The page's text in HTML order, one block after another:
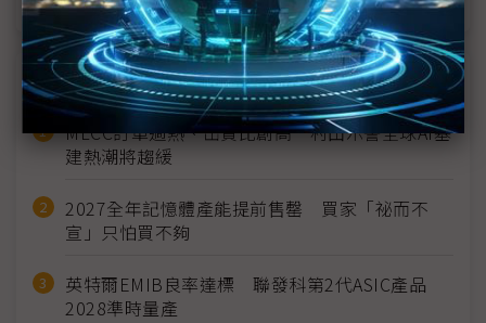
近７天熱門報導
MLCC訂單過熱、出貨比創高 村田示警全球AI基
建熱潮將趨緩
2027全年記憶體產能提前售罄 買家「祕而不
宣」只怕買不夠
英特爾EMIB良率達標 聯發科第2代ASIC產品
2028準時量產